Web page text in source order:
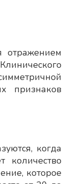
отражением
признаков
когда
количество
которое